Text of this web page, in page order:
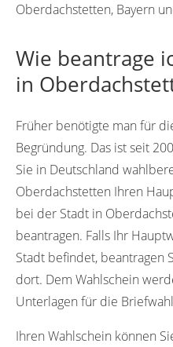
Oberdachstetten, Bayern
Wie beantrage
in
Früher benötigte man für
Begründung. Das ist seit
Sie in Deutschland
Oberdachstetten Ihren
bei der Stadt in
beantragen. Falls Ihr
Stadt befindet, beantragen
dort. Dem Wahlschein
Unterlagen für die
Ihren Wahlschein können